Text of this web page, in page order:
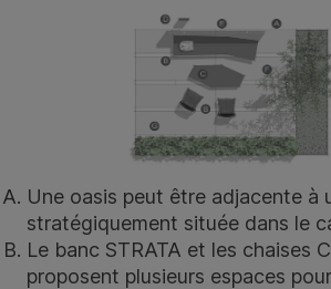
Une oasis peut être adjacente à
stratégiquement située dans le
Le banc STRATA et les chaises
proposent plusieurs espaces